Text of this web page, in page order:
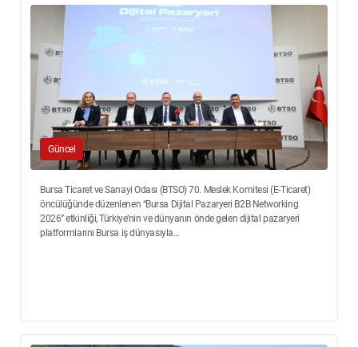
Güncel
Bursa Ticaret ve Sanayi Odası (BTSO) 70. Meslek Komitesi (E-Ticaret)
öncülüğünde düzenlenen “Bursa Dijital Pazaryeri B2B Networking
2026” etkinliği, Türkiye’nin ve dünyanın önde gelen dijital pazaryeri
platformlarını Bursa iş dünyasıyla...